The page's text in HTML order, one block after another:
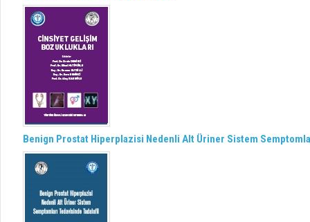
Benign Prostat Hiperplazisi Nedenli Alt Üriner Sistem